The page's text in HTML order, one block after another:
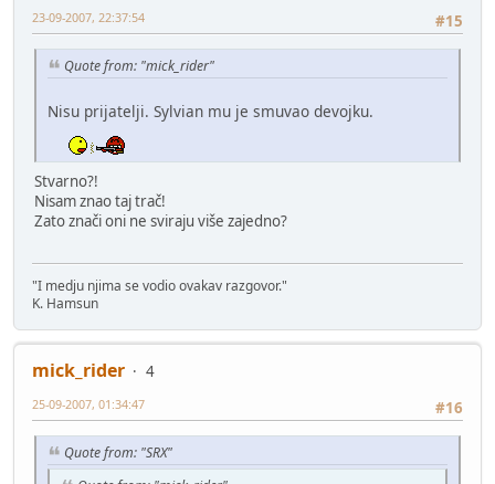
#15
23-09-2007, 22:37:54
Quote from: "mick_rider"
Nisu prijatelji. Sylvian mu je smuvao devojku.
Stvarno?!
Nisam znao taj trač!
Zato znači oni ne sviraju više zajedno?
"I medju njima se vodio ovakav razgovor."
K. Hamsun
mick_rider
4
#16
25-09-2007, 01:34:47
Quote from: "SRX"